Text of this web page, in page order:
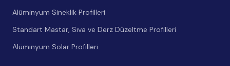
Alüminyum Sineklik Profilleri
Standart Mastar, Sıva ve Derz Düzeltme Profilleri
Alüminyum Solar Profilleri